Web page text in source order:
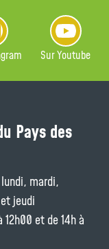
Sur Youtube
Pays des
mardi,
jeudi
12h00 et de 14h à